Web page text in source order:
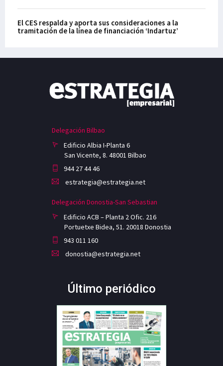
El CES respalda y aporta sus consideraciones a la
tramitación de la línea de financiación ‘Indartuz’
Delegación Bilbao
Edificio Albia I-Planta 6
San Vicente, 8. 48001 Bilbao
944 27 44 46
estrategia@estrategia.net
Delegación Donostia-San Sebastian
Edificio ACB – Planta 2 Ofic. 216
Portuetxe Bidea, 51. 20018 Donostia
943 011 160
donostia@estrategia.net
Último periódico